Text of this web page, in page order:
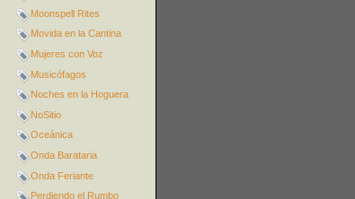
Moonspell Rites
Movida en la Cantina
Mujeres con Voz
Musicófagos
Noches en la Hoguera
NoSitio
Oceánica
Onda Barataria
Onda Feriante
Perdiendo el Rumbo